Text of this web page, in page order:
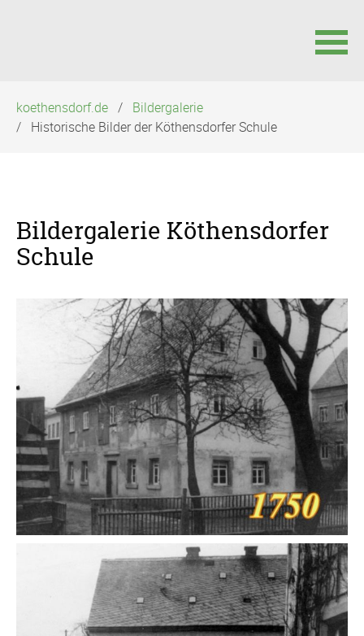
überspringen
koethensdorf.de
Bildergalerie
Historische Bilder der Köthensdorfer Schule
Bildergalerie Köthensdorfer
Schule